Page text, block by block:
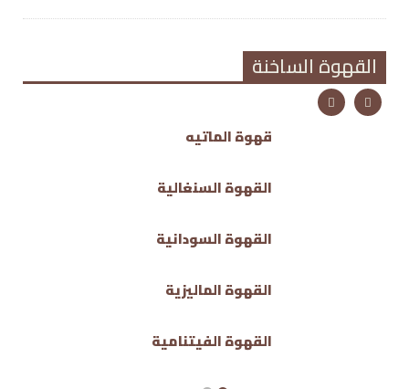
القهوة الساخنة
قهوة الماتيه
القهوة السنغالية
القهوة السودانية
القهوة الماليزية
القهوة الفيتنامية